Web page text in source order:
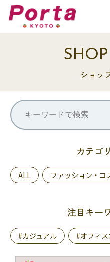
ショッ
カテゴ
ALL ファッション・コ
注目キー
#カジュアル #オフィ